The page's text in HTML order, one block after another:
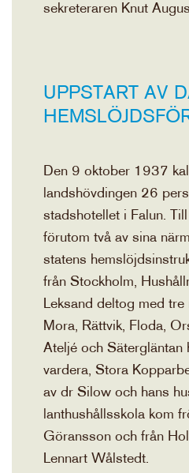
sekreteraren Knut
UPPSTART AV
Den 9 oktober 1937
landshövdingen 26
stadshotellet i Falun.
förutom två av sina
statens
från Stockholm,
Leksand deltog med tre
Mora, Rättvik, Floda,
Ateljé och Sätergläntan
vardera, Stora
av dr Silow och hans
lanthushållsskola kom
Göransson och från
Lennart Wålstedt.